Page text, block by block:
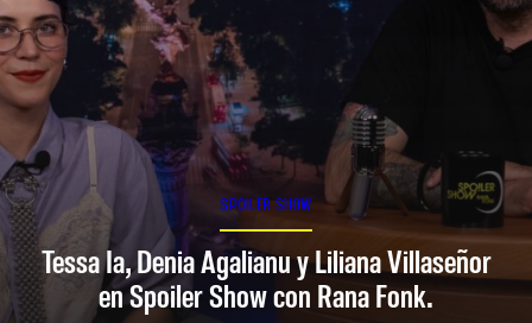
SPOILER SHOW
Tessa Ia, Denia Agalianu y Liliana Villaseñor
en Spoiler Show con Rana Fonk.